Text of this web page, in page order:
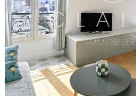
VOIR LE